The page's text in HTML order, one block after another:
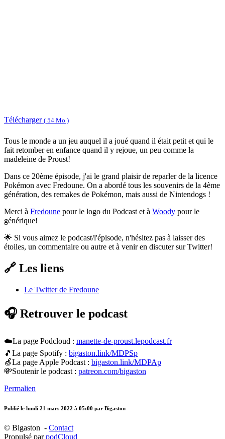
Télécharger ( 54 Mo )
Tous le monde a un jeu auquel il a joué quand il était petit et qui le
fait retomber en enfance quand il y rejoue, un peu comme la
madeleine de Proust!
Dans ce 20ème épisode, j'ai le grand plaisir de reparler de la licence
Pokémon avec Fredoune. On a abordé tous les souvenirs de la 4ème
génération, des remakes de Pokémon, mais aussi de Nintendogs !
Merci à Fredoune pour le logo du Podcast et à Woody pour le
générique!
🌟 Si vous aimez le podcast/l'épisode, n'hésitez pas à laisser des
étoiles, un commentaire ou autre et à venir en discuter sur Twitter!
🔗 Les liens
Le Twitter de Fredoune
🎧 Retrouver le podcast
☁️La page Podcloud : manette-de-proust.lepodcast.fr
🎵La page Spotify : bigaston.link/MDPSp
🍏La page Apple Podcast : bigaston.link/MDPAp
💸Soutenir le podcast : patreon.com/bigaston
Permalien
Publié le lundi 21 mars 2022 à 05:00 par Bigaston
© Bigaston - Contact
Propulsé parpodCloud